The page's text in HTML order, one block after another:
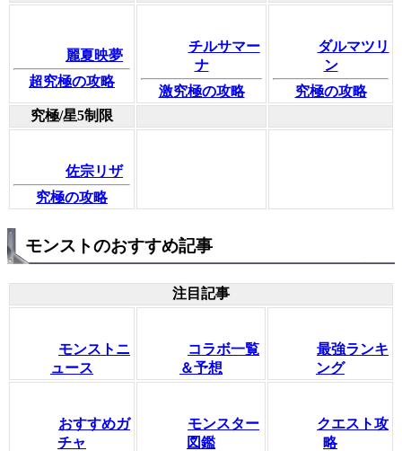
麗夏映夢
超究極の攻略
チルサマー
ナ
激究極の攻略
ダルマツリ
ン
究極の攻略
究極/星5制限
佐宗リザ
究極の攻略
モンストのおすすめ記事
注目記事
モンストニ
ュース
コラボ一覧
＆予想
最強ランキ
ング
おすすめガ
チャ
モンスター
図鑑
クエスト攻
略